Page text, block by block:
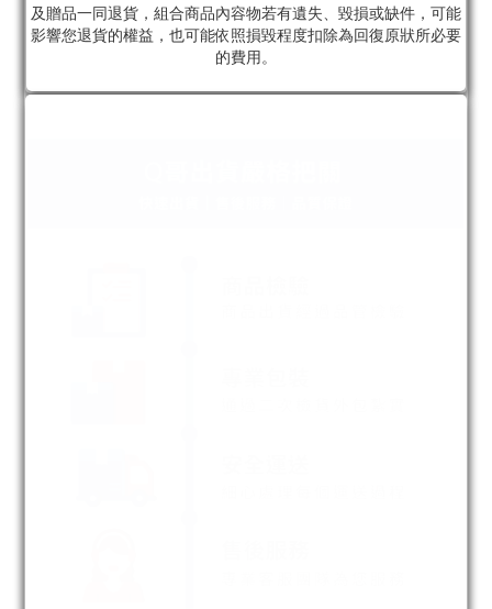
及贈品一同退貨，組合商品內容物若有遺失、毀損或缺件，可能
影響您退貨的權益，也可能依照損毀程度扣除為回復原狀所必要
的費用。